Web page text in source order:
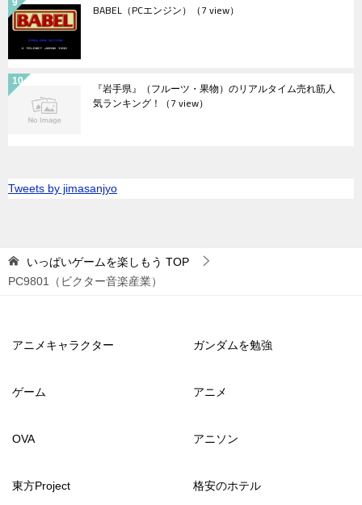
BABEL（PCエンジン） （7 view）
『岩手県』（フルーツ・果物）のリアルタイム売れ筋人
気ランキング！ （7 view）
Tweets by jimasanjyo
いっぱいゲームを楽しもう TOP
PC9801（ビクター音楽産業）
アニメキャラクター ガンダムを勉強
ゲーム アニメ
OVA アニソン
東方Project 格安のホテル